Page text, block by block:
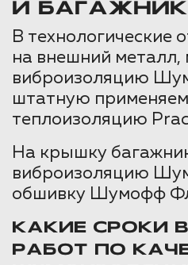
И
В технологические
на внешний металл,
виброизоляцию
штатную
теплоизоляцию
На крышку
виброизоляцию
обшивку Шумофф
КАКИЕ СРОКИ
РАБОТ ПО